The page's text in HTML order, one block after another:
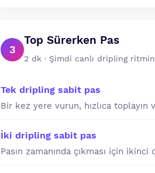
3
Top Sürerken Pas
2 dk · Şimdi canlı dripling
Tek dripling sabit pas
Bir kez yere vurun, hızlıca toplayın
İki dripling sabit pas
Pasın zamanında çıkması için